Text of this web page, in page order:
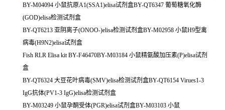
BY-M04094 小鼠抗原A1(SSA1)elisa试剂盒BY-QT6347 葡萄糖氧化酶
(GOD)elisa检测试剂盒
BY-QT6213 亚阴离子(ONOO-)elisa检测试剂盒BY-M02958 小鼠H9型禽
病毒(H9N2)elisa试剂盒
Fish RLR Elisa kit BY-F46470BY-M03184 小鼠精氨酸加压素(P)elisa试剂
盒
BY-QT6324 大豆花叶病毒(SMV)elisa检测试剂盒BY-QT6154 Virues1-3
IgG抗体(PV1-3 IgG)elisa检测试剂盒
BY-M03249 小鼠孕酮受体(PGR)elisa试剂盒BY-M03103 小鼠